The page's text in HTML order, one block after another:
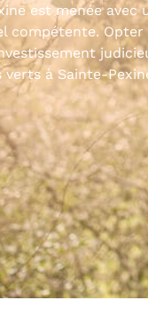
est menée avec
compétente. Opter
à Sainte-